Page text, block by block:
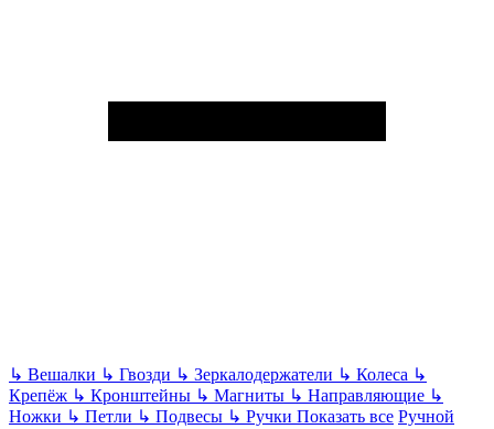
↳ Вешалки ↳ Гвозди ↳ Зеркалодержатели ↳ Колеса ↳
Крепёж ↳ Кронштейны ↳ Магниты ↳ Направляющие ↳
Ножки ↳ Петли ↳ Подвесы ↳ Ручки Показать все Ручной